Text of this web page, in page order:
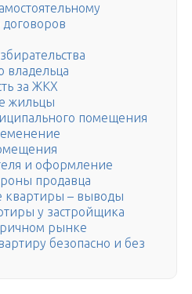
владельца
за ЖКХ
жильцы
помещения
и оформление
продавца
квартиры – выводы
у застройщика
рынке
безопасно и без